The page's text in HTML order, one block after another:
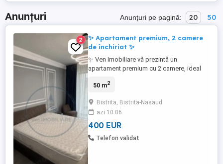
Anunțuri Anunțuri pe pagină: 20 50
2
✨ Apartament premium, 2 camere
de închiriat ✨
✨ Ven Imobiliare vă prezintă un
apartament premium cu 2 camere, ideal
confortabil, situat în complexul exclusivist
cu bucătărie open space ️ Dormitor
elegant și primitor Etaj 3 din 7 Loc de
parcare inclus Finisaje premium ⚙️ ...
50 m2
Bistrita, Bistrita-Nasaud
azi 10:06
400 EUR
Telefon validat